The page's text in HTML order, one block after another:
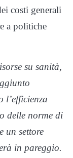
costi generali
a politiche
su sanità,
l’efficienza
delle norme di
un settore
in pareggio.